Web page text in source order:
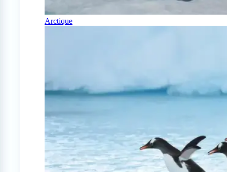
Arctique